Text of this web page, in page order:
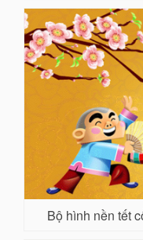
Bộ hình nền tết